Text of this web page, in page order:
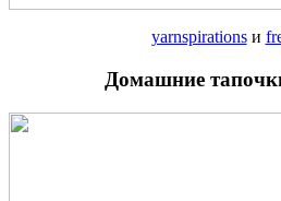
yarnspirationsи
Домашние